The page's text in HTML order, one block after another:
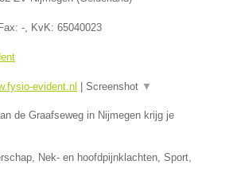
Fax: - , KvK: 65040023
evident.nl Screenshot ▼
de Graafseweg in Nijmegen krijg je
Nek- en hoofdpijnklachten, Sport,